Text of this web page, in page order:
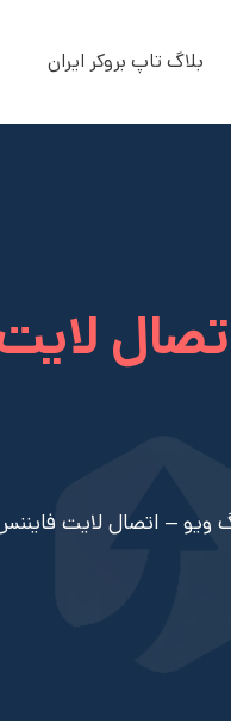
بلاگ تاپ بروکر ایران
ویو – اتصال لایت